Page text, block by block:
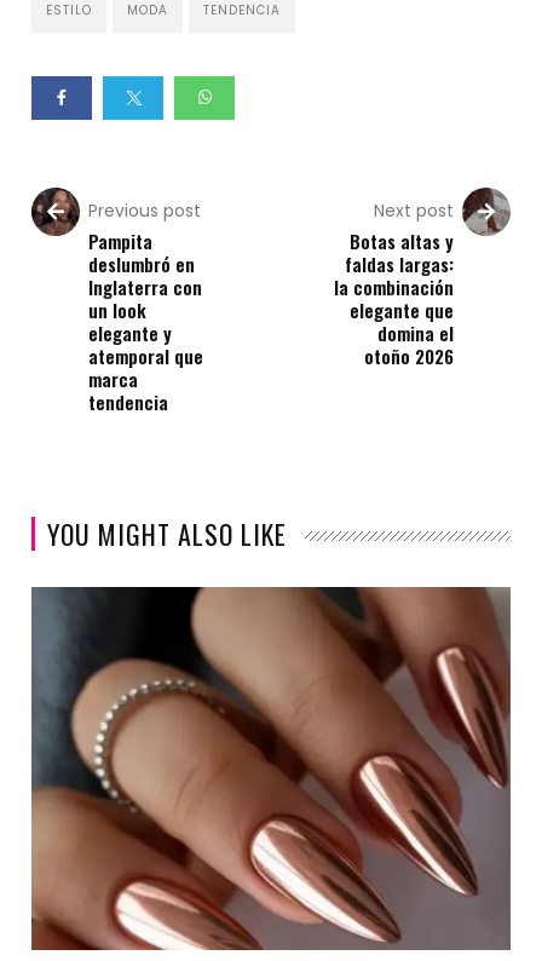
ESTILO MODA TENDENCIA
Previous post
Pampita
deslumbró en
Inglaterra con
un look
elegante y
atemporal que
marca
tendencia
Next post
Botas altas y
faldas largas:
la combinación
elegante que
domina el
otoño 2026
YOU MIGHT ALSO LIKE